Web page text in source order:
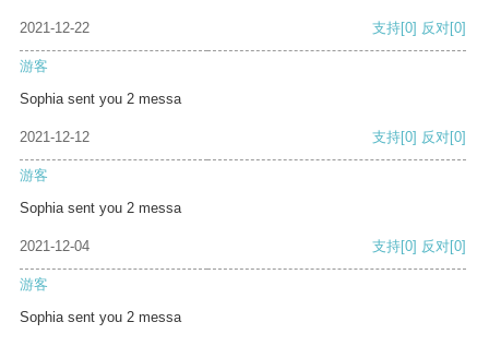
2021-12-22 支持[0] 反对[0]
游客
Sophia sent you 2 messa
2021-12-12 支持[0] 反对[0]
游客
Sophia sent you 2 messa
2021-12-04 支持[0] 反对[0]
游客
Sophia sent you 2 messa